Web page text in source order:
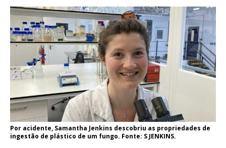
Por acidente, Samantha Jenkins descobriu as propriedades de
ingestão de plástico de um fungo. Fonte: S JENKINS.